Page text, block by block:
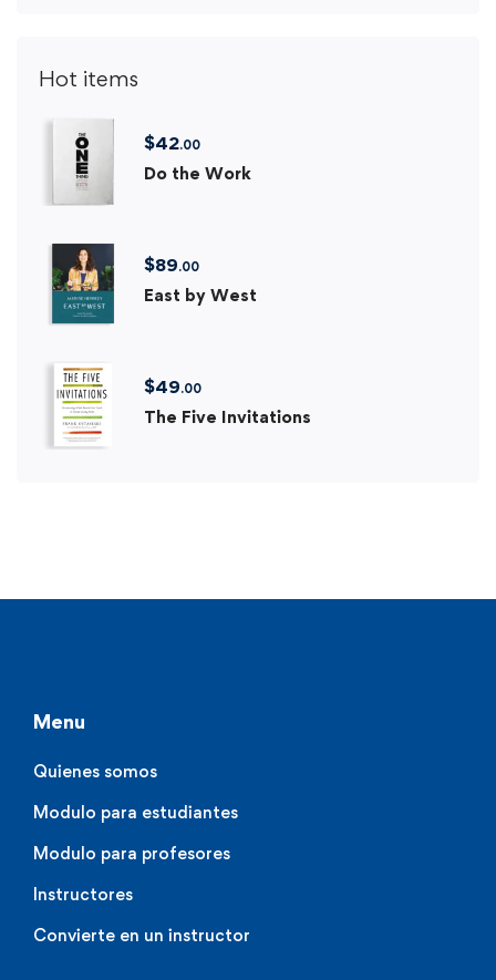
Hot items
$42.00
Do the Work
$89.00
East by West
$49.00
The Five Invitations
Menu
Quienes somos
Modulo para estudiantes
Modulo para profesores
Instructores
Convierte en un instructor